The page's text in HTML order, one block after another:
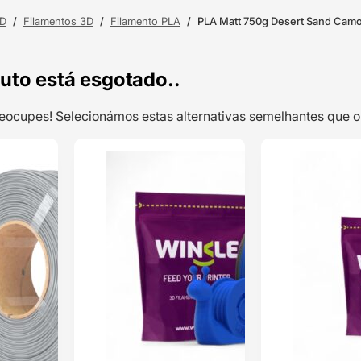
/ Filamentos 3D / Filamento PLA / PLA Matt 750g Desert Sand
está esgotado..
Selecionámos estas alternativas semelhantes que
Azurefilm
Classificado
com5.00
em 5 com
base em
classificação
de cliente
ENVIO 24H